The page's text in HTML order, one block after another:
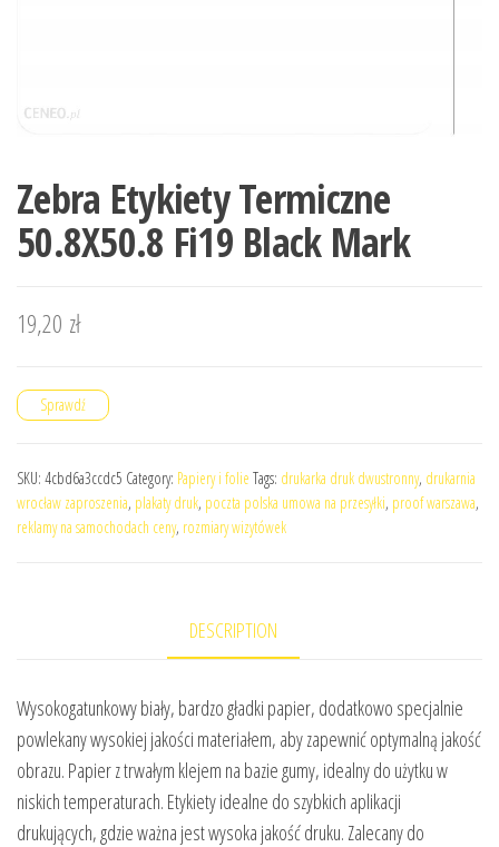
Zebra Etykiety Termiczne
50.8X50.8 Fi19 Black Mark
19,20 zł
Sprawdź
SKU: 4cbd6a3ccdc5 Category: Papiery i folie Tags: drukarka druk dwustronny, drukarnia
wrocław zaproszenia, plakaty druk, poczta polska umowa na przesyłki, proof warszawa,
reklamy na samochodach ceny, rozmiary wizytówek
DESCRIPTION
Wysokogatunkowy biały, bardzo gładki papier, dodatkowo specjalnie
powlekany wysokiej jakości materiałem, aby zapewnić optymalną jakość
obrazu. Papier z trwałym klejem na bazie gumy, idealny do użytku w
niskich temperaturach. Etykiety idealne do szybkich aplikacji
drukujących, gdzie ważna jest wysoka jakość druku. Zalecany do